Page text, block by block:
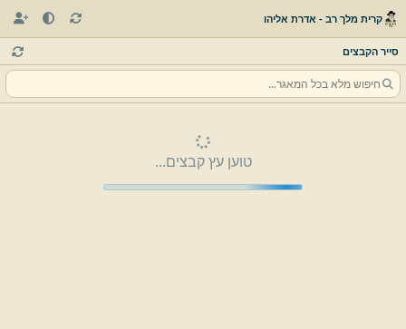
קרית מלך רב - אדרת אליהו
סייר הקבצים
טוען עץ קבצים...